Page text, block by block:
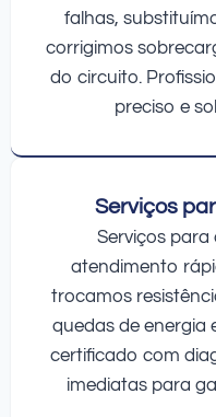
falhas,
corrigimos
do circuito.
preciso e
Serviços
Serviços
atendimento
trocamos
quedas de energia
certificado com
imediatas para